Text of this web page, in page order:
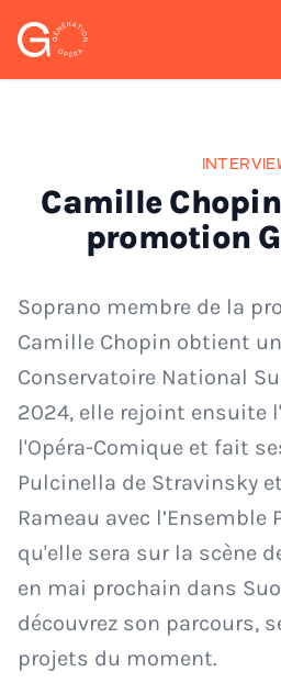
Génération Opéra
Camille
promotion
Soprano membre de la
Camille Chopin obtient
Conservatoire National
2024, elle rejoint ensuite
l'Opéra-Comique et fait
Pulcinella de Stravinsky
Rameau avec l’Ensemble
qu'elle sera sur la scène
en mai prochain dans
découvrez son parcours,
projets du moment.